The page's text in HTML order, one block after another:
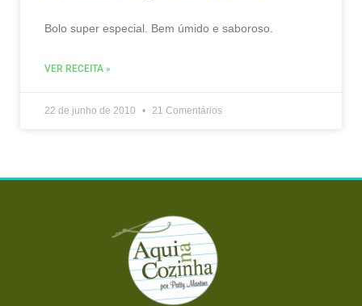
Bolo super especial. Bem úmido e saboroso.
VER RECEITA »
22 de junho de 2010 21 Comentários